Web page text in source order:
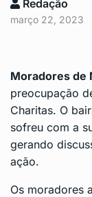
Redação
março 22, 2023
Moradores de
preocupação
Charitas. O
sofreu com a
gerando
ação.
Os moradores